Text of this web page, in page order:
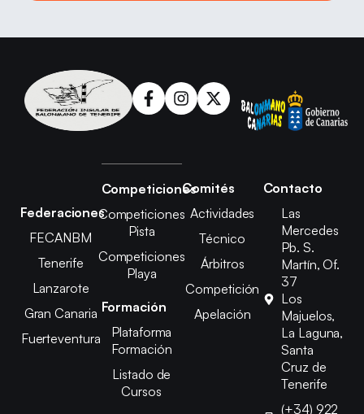
Federaciones
FECANBM
Tenerife
Lanzarote
Gran Canaria
Fuerteventura
Competiciones
Competiciones
Pista
Competiciones
Playa
Formación
Plataforma
Formación
Listado de
Cursos
Comités
Actividades
Técnico
Árbitros
Competición
Apelación
Contacto
Las
Mercedes
Pb. S.
Martín, Of.
37
Los
Majuelos,
La Laguna,
Santa
Cruz de
Tenerife
(+34) 922